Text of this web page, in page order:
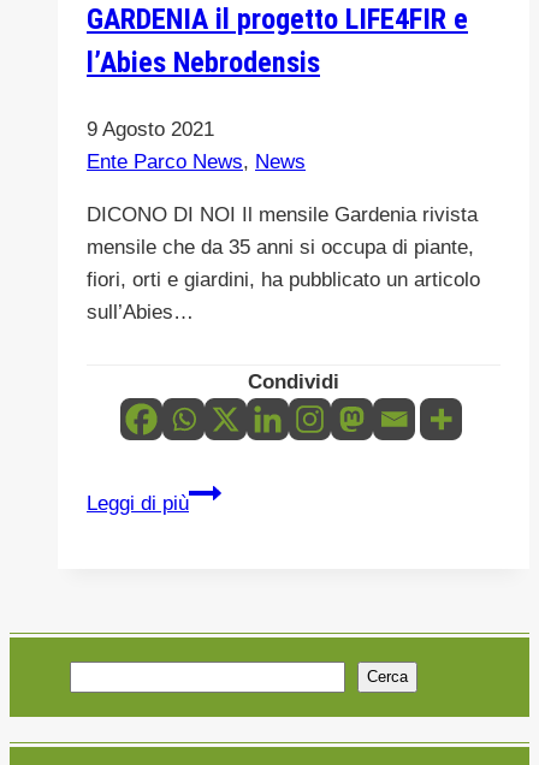
GARDENIA il progetto LIFE4FIR e
l’Abies Nebrodensis
9 Agosto 2021
Ente Parco News, News
DICONO DI NOI Il mensile Gardenia rivista
mensile che da 35 anni si occupa di piante,
fiori, orti e giardini, ha pubblicato un articolo
sull’Abies…
Condividi
Leggi di più
SULLA
LIFE4FIR
e
Cerca